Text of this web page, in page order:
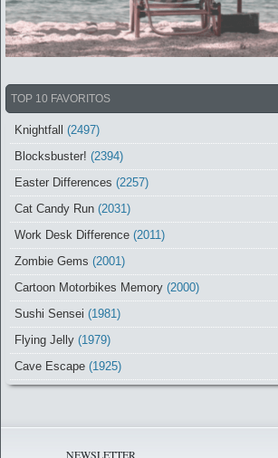
TOP 10 FAVORITOS
Knightfall
(2497)
Blocksbuster! (2394)
Easter Differences (2257)
Cat Candy Run (2031)
Work Desk Difference (2011)
Zombie Gems (2001)
Cartoon Motorbikes Memory (2000)
Sushi Sensei (1981)
Flying Jelly (1979)
Cave Escape (1925)
NEWSLETTER